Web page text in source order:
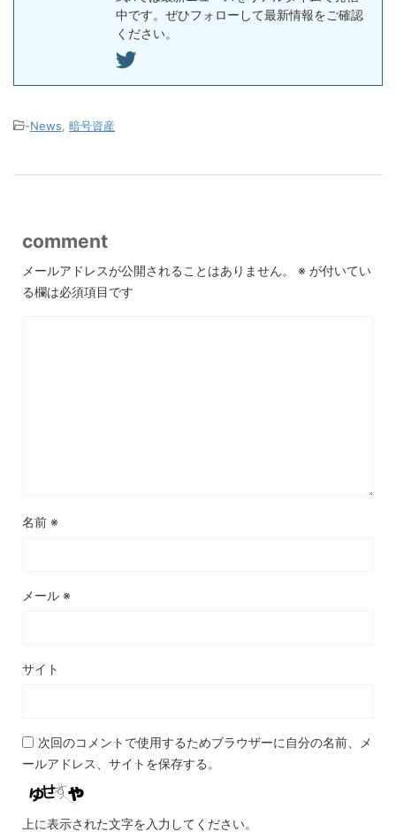
中です。ぜひフォローして最新情報をご確認
ください。
-News, 暗号資産
comment
メールアドレスが公開されることはありません。 ※ が付いてい
る欄は必須項目です
名前 ※
メール ※
サイト
次回のコメントで使用するためブラウザーに自分の名前、メ
ールアドレス、サイトを保存する。
上に表示された文字を入力してください。